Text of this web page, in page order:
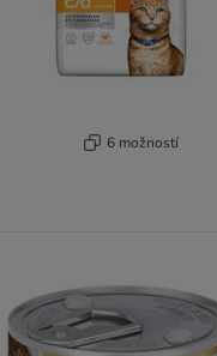
6 možností